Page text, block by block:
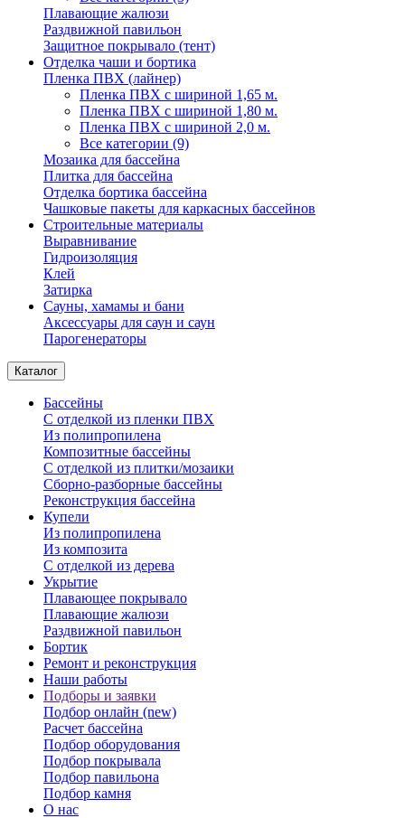
Плавающие жалюзи
Раздвижной павильон
Защитное покрывало (тент)
Отделка чаши и бортика
Пленка ПВХ (лайнер)
Пленка ПВХ с шириной 1,65 м.
Пленка ПВХ с шириной 1,80 м.
Пленка ПВХ с шириной 2,0 м.
Все категории (9)
Мозаика для бассейна
Плитка для бассейна
Отделка бортика бассейна
Чашковые пакеты для каркасных бассейнов
Строительные материалы
Выравнивание
Гидроизоляция
Клей
Затирка
Сауны, хамамы и бани
Аксессуары для саун и саун
Парогенераторы
Каталог
Бассейны
С отделкой из пленки ПВХ
Из полипропилена
Композитные бассейны
С отделкой из плитки/мозаики
Сборно-разборные бассейны
Реконструкция бассейна
Купели
Из полипропилена
Из композита
С отделкой из дерева
Укрытие
Плавающее покрывало
Плавающие жалюзи
Раздвижной павильон
Бортик
Ремонт и реконструкция
Наши работы
Подборы и заявки
Подбор онлайн (new)
Расчет бассейна
Подбор оборудования
Подбор покрывала
Подбор павильона
Подбор камня
О нас